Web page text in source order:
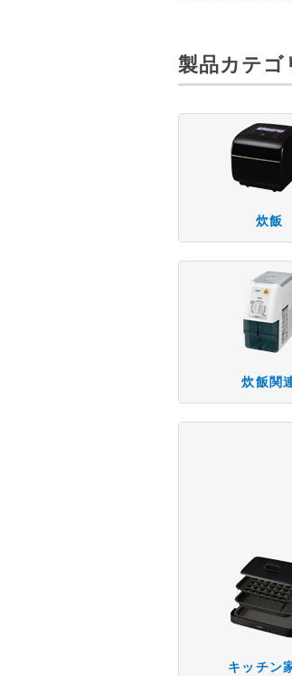
製品カテゴ
炊飯
炊飯関
キッチン